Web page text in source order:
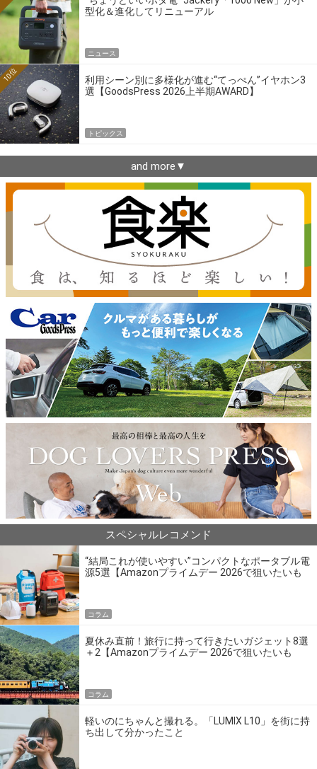
型化＆進化してリニューアル
ニュース
利用シーン別に多様化が進む“てっぺん”イヤホン3
選【GoodsPress 2026上半期AWARD】
10位
トピックス
and more▼
スペシャルレコメンド
“結局これが使いやすい”コンパクトなポータブル電
源5選【Amazonプライムデー 2026で狙いたいも
コラム
夏休み直前！旅行に持って行きたいガジェット8選
＋2【Amazonプライムデー 2026で狙いたいも
コラム
軽いのにちゃんと撮れる。「LUMIX L10」を街に持
ち出して分かったこと